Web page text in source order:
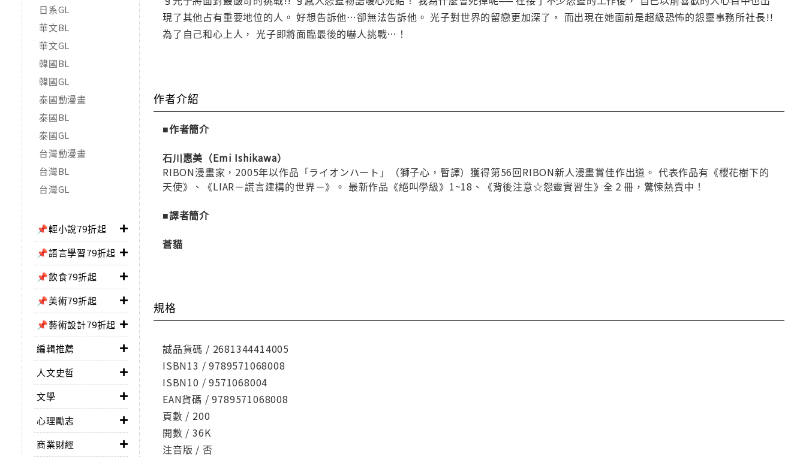
日系GL
華文BL
華文GL
韓國BL
韓國GL
泰國動漫畫
泰國BL
泰國GL
台灣動漫畫
台灣BL
台灣GL
📌輕小說79折起
📌語言學習79折起
📌飲食79折起
📌美術79折起
📌藝術設計79折起
編輯推薦
人文史哲
文學
心理勵志
商業財經
現了其他占有重要地位的人。 好想告訴他…卻無法告訴他。 光子對世界的留戀更加深了， 而出現在她面前是超級恐怖的怨靈事務所社長!!
為了自己和心上人， 光子即將面臨最後的嚇人挑戰…！
作者介紹
■作者簡介
石川惠美（Emi Ishikawa）
RIBON漫畫家，2005年以作品「ライオンハート」（獅子心，暫譯）獲得第56回RIBON新人漫畫賞佳作出道。 代表作品有《櫻花樹下的
天使》、《LIAR－謊言建構的世界－》。 最新作品《絕叫學級》1~18、《背後注意☆怨靈實習生》全２冊，驚悚熱賣中！
■譯者簡介
蒼貓
規格
誠品貨碼 / 2681344414005
ISBN13 / 9789571068008
ISBN10 / 9571068004
EAN貨碼 / 9789571068008
頁數 / 200
開數 / 36K
注音版 / 否